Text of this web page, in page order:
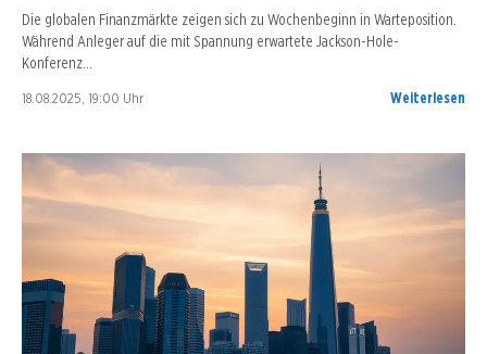
Die globalen Finanzmärkte zeigen sich zu Wochenbeginn in Warteposition.
Während Anleger auf die mit Spannung erwartete Jackson-Hole-
Konferenz…
18.08.2025, 19:00 Uhr Weiterlesen